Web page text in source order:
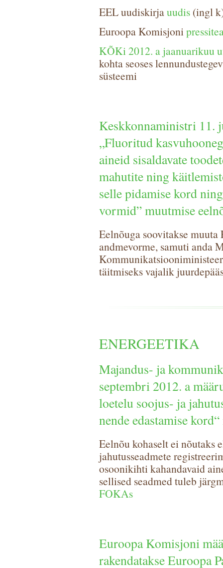
EEL uudiskirjauudis(ingl
Euroopa Komisjoni
KÕKi 2012. a jaanuarikuu
kohta seoses
süsteemi
Keskkonnaministri 11.
„Fluoritud
aineid sisaldavate
mahutite ning
selle pidamise kord
vormid” muutmise
Eelnõuga soovitakse
andmevorme, samuti anda
täitmiseks vajalik
ENERGEETIKA
Majandus- ja
septembri 2012. a
loetelu soojus- ja
nende edastamise
Eelnõu kohaselt ei nõutaks
jahutusseadmete
osoonikihti kahandavaid
sellised seadmed tuleb
FOKAs
Euroopa Komisjoni
rakendatakse Euroopa